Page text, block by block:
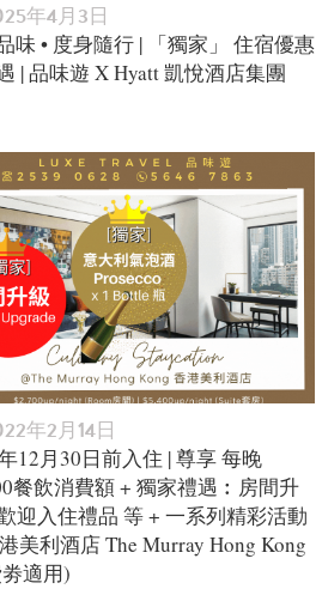
年4月3日
味 • 度身隨行 | 「獨家」 住宿優惠
| 品味遊 X Hyatt 凱悅酒店集團
年2月14日
12月30日前入住 | 尊享 每晚
餐飲消費額 + 獨家禮遇︰房間升
迎入住禮品 等 + 一系列精彩活動
美利酒店 The Murray Hong Kong
適用)